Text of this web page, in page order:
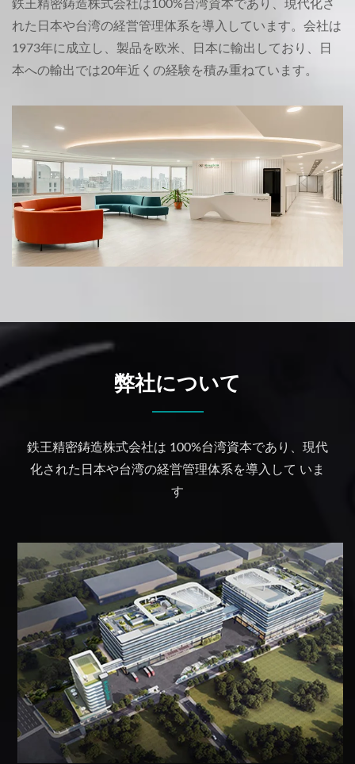
鉄王精密鋳造株式会社は100%台湾資本であり、現代化さ
れた日本や台湾の経営管理体系を導入しています。会社は
1973年に成立し、製品を欧米、日本に輸出しており、日
本への輸出では20年近くの経験を積み重ねています。
弊社について
鉄王精密鋳造株式会社は 100%台湾資本であり、現代
化された日本や台湾の経営管理体系を導入して いま
す